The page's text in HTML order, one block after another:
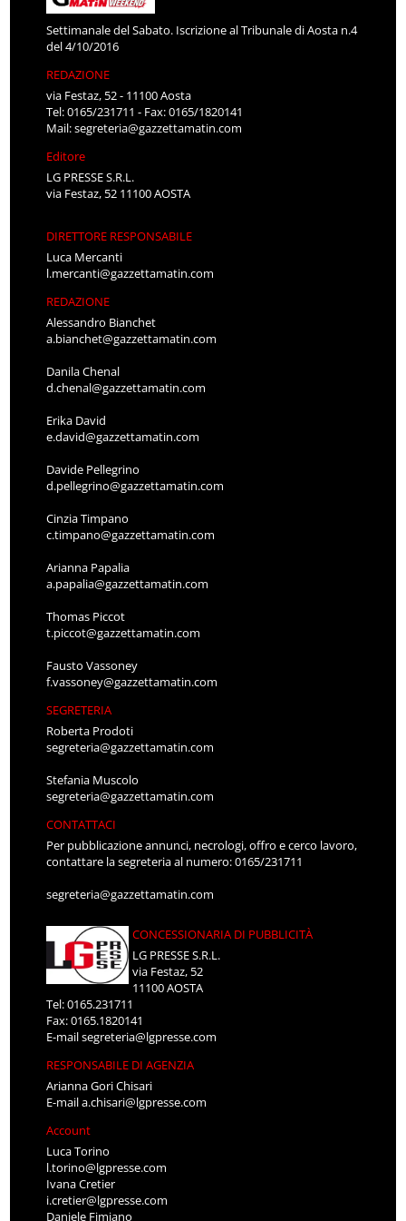
Settimanale del Sabato. Iscrizione al Tribunale di Aosta n.4
del 4/10/2016
REDAZIONE
via Festaz, 52 - 11100 Aosta
Tel: 0165/231711 - Fax: 0165/1820141
Mail:segreteria@gazzettamatin.com
Editore
LG PRESSE S.R.L.
via Festaz, 52 11100 AOSTA
DIRETTORE RESPONSABILE
Luca Mercanti
l.mercanti@gazzettamatin.com
REDAZIONE
Alessandro Bianchet
a.bianchet@gazzettamatin.com
Danila Chenal
d.chenal@gazzettamatin.com
Erika David
e.david@gazzettamatin.com
Davide Pellegrino
d.pellegrino@gazzettamatin.com
Cinzia Timpano
c.timpano@gazzettamatin.com
Arianna Papalia
a.papalia@gazzettamatin.com
Thomas Piccot
t.piccot@gazzettamatin.com
Fausto Vassoney
f.vassoney@gazzettamatin.com
SEGRETERIA
Roberta Prodoti
segreteria@gazzettamatin.com
Stefania Muscolo
segreteria@gazzettamatin.com
CONTATTACI
Per pubblicazione annunci, necrologi, offro e cerco lavoro,
contattare la segreteria al numero: 0165/231711
segreteria@gazzettamatin.com
CONCESSIONARIA DI PUBBLICITÀ
LG PRESSE S.R.L.
via Festaz, 52
11100 AOSTA
Tel: 0165.231711
Fax: 0165.1820141
E-mailsegreteria@lgpresse.com
RESPONSABILE DI AGENZIA
Arianna Gori Chisari
E-maila.chisari@lgpresse.com
Account
Luca Torino
l.torino@lgpresse.com
Ivana Cretier
i.cretier@lgpresse.com
Daniele Fimiano